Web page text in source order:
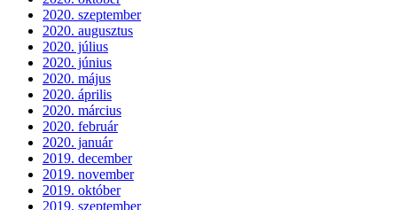
2020. szeptember
2020. augusztus
2020. július
2020. június
2020. május
2020. április
2020. március
2020. február
2020. január
2019. december
2019. november
2019. október
2019. szeptember